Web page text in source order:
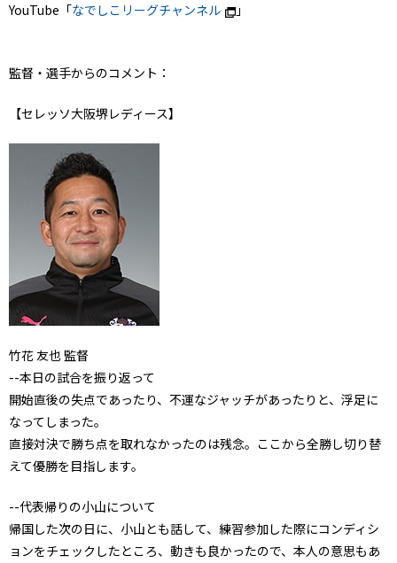
YouTube「なでしこリーグチャンネル 」
監督・選手からのコメント：
【セレッソ大阪堺レディース】
竹花 友也 監督
--本日の試合を振り返って
開始直後の失点であったり、不運なジャッチがあったりと、浮足に
なってしまった。
直接対決で勝ち点を取れなかったのは残念。ここから全勝し切り替
えて優勝を目指します。
--代表帰りの小山について
帰国した次の日に、小山とも話して、練習参加した際にコンディシ
ョンをチェックしたところ、動きも良かったので、本人の意思もあ